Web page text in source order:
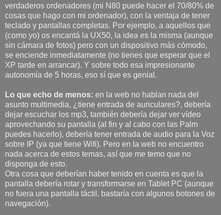
verdaderos ordenadores (mi N80 puede hacer el 70/80% de
cosas que hago con mi ordenador), con la ventaja de tener
teclado y pantallas completas. Por ejemplo, a aquellos que
(como yo) os encantá la UX50, la idea es la misma (aunque
sin cámara de fotos) pero con un dispositivo más cómodo,
se enciende inmediatamente (no tienes que esperar que el
XP tarde en arrancar). Y sobre todo esa impresionante
autonomía de 5 horas, eso sí que es genial.
Lo que echo de menos: en la web no hablan nada del
asunto multimedia, ¿tiene entrada de auriculares?, debería
dejar escuchar los mp3, también debería dejar ver vídeo
aprovechando su pantalla (al fin y al cabo con las Palm
puedes hacerlo), debería tener entrada de audio para la Voz
sobre IP (ya que tiene Wifi). Pero en la web no encuentro
nada acerca de estos temas, así que me temo que no
disponga de esto.
Otra cosa que deberían haber tenido en cuenta es que la
pantalla debería rotar y transformarse en Tablet PC (aunque
no fuera una pantalla táctil, bastaría con algunos botones de
navegación).